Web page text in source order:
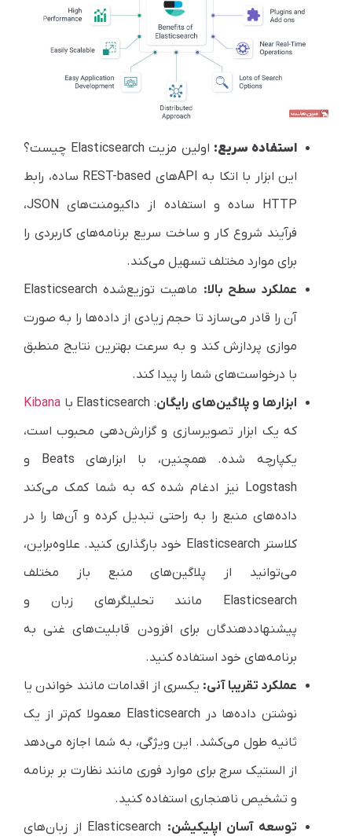
استفاده سریع: اولین مزیتElasticsearch چیست؟
این ابزار با اتکا به APIهای REST-based ساده، رابط
HTTP ساده و استفاده از داکیومنت‌های JSON،
فرآیند شروع کار و ساخت سریع برنامه‌های کاربردی را
برای موارد مختلف تسهیل می‌کند.
عملکرد سطح بالا: ماهیت توزیع‌شده Elasticsearch
آن را قادر می‌سازد تا حجم زیادی از داده‌ها را به صورت
موازی پردازش کند و به سرعت بهترین نتایج منطبق
با درخواست‌های شما را پیدا کند.
ابزارها و پلاگین‌های رایگان:
Elasticsearch با Kibana
که یک ابزار تصویرسازی و گزارش‌دهی محبوب است،
یکپارچه شده. همچنین، با ابزارهای Beats و
Logstash نیز ادغام شده که به شما کمک می‌کند
داده‌های منبع را به راحتی تبدیل کرده و آن‌ها را در
کلاسترElasticsearch خود بارگذاری کنید. علاوه‌براین،
می‌توانید از پلاگین‌های منبع باز مختلف
Elasticsearch مانند تحلیلگرهای زبان و
پیشنهاددهندگان برای افزودن قابلیت‌های غنی به
برنامه‌های خود استفاده کنید.
عملکرد تقریبا آنی: یکسری از اقدامات مانند خواندن یا
نوشتن داده‌ها درElasticsearch معمولا کم‌تر از یک
ثانیه طول می‌کشد. این ویژگی، به شما اجازه می‌دهد
از الستیک سرچ برای موارد فوری مانند نظارت بر برنامه
و تشخیص ناهنجاری استفاده کنید.
توسعه آسان اپلیکیشن: Elasticsearch از زبان‌های